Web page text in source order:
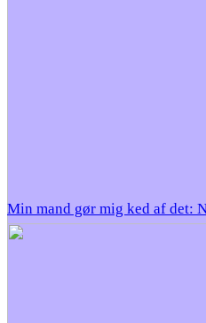
Min mand gør mig ked af det: